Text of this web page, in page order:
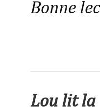
Bonne
Lou lit la